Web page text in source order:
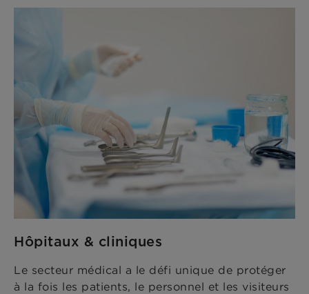
Hôpitaux & cliniques
Le secteur médical a le défi unique de protéger
à la fois les patients, le personnel et les visiteurs